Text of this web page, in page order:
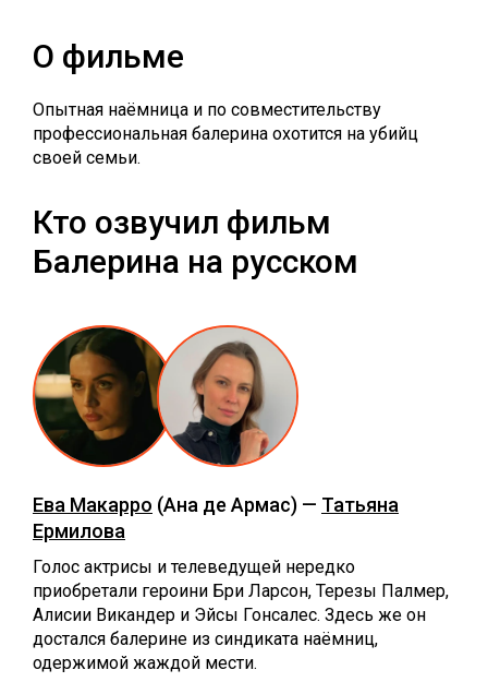
О фильме
Опытная наёмница и по совместительству
профессиональная балерина охотится на убийц
своей семьи.
Кто озвучил фильм
Балерина на русском
Ева Макарро (Ана де Армас) — Татьяна
Ермилова
Голос актрисы и телеведущей нередко
приобретали героини Бри Ларсон, Терезы Палмер,
Алисии Викандер и Эйсы Гонсалес. Здесь же он
достался балерине из синдиката наёмниц,
одержимой жаждой мести.